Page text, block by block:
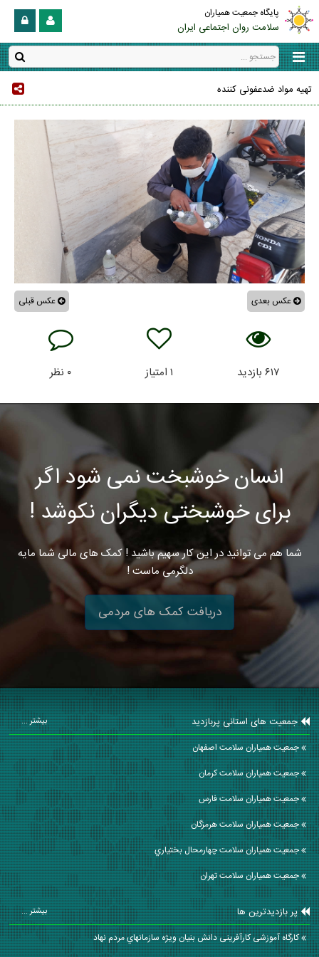
پایگاه جمعیت همیاران
سلامت روان اجتماعی ایران
تهیه مواد ضدعفونی کننده
عکس قبلی عکس بعدی
۶۱۷ بازدید ۱امتیاز ۰ نظر
انسان خوشبخت نمی شود اگر
برای خوشبختی دیگران نکوشد !
شما هم می توانید در این کار سهیم باشید ! کمک های مالی شما مایه
دلگرمی ماست !
دریافت کمک های مردمی
جمعیت های استانی پربازدید بیشتر ...
جمعیت همیاران سلامت اصفهان
جمعیت همیاران سلامت كرمان
جمعیت همیاران سلامت فارس
جمعیت همیاران سلامت هرمزگان
جمعیت همیاران سلامت چهارمحال بختياري
جمعیت همیاران سلامت تهران
پر بازدیدترین ها بیشتر ...
کارگاه آموزشی کارآفرینی دانش بنیان ويژه سازمانهاي مردم نهاد